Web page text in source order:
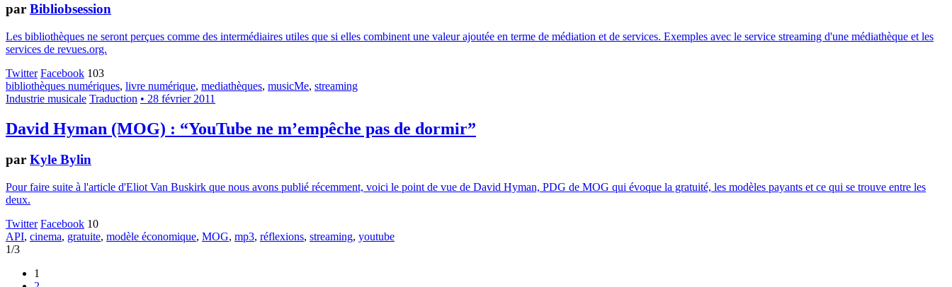
par Bibliobsession
Les bibliothèques ne seront perçues comme des intermédiaires utiles que si elles combinent une valeur ajoutée en terme de médiation et de services. Exemples avec le service streaming d'une médiathèque et les
services de revues.org.
Twitter Facebook 103
bibliothèques numériques, livre numérique, mediathèques, musicMe, streaming
Industrie musicale Traduction • 28 février 2011
David Hyman (MOG) : “YouTube ne m’empêche pas de dormir”
par Kyle Bylin
Pour faire suite à l'article d'Eliot Van Buskirk que nous avons publié récemment, voici le point de vue de David Hyman, PDG de MOG qui évoque la gratuité, les modèles payants et ce qui se trouve entre les
deux.
Twitter Facebook 10
API, cinema, gratuite, modèle économique, MOG, mp3, réflexions, streaming, youtube
1/3
1